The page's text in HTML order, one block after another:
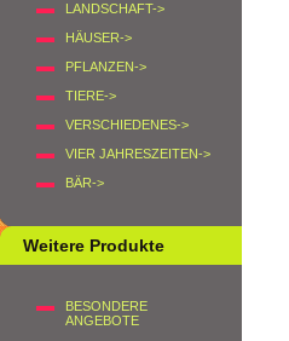
LANDSCHAFT->
HÄUSER->
PFLANZEN->
TIERE->
VERSCHIEDENES->
VIER JAHRESZEITEN->
BÄR->
Weitere Produkte
BESONDERE
ANGEBOTE